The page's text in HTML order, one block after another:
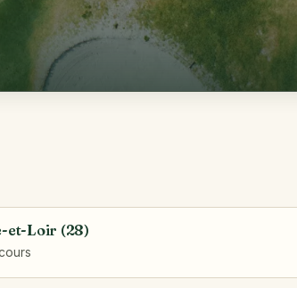
et-Loir (28)